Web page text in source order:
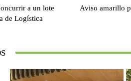
a un lote
de Logística
Aviso amarillo